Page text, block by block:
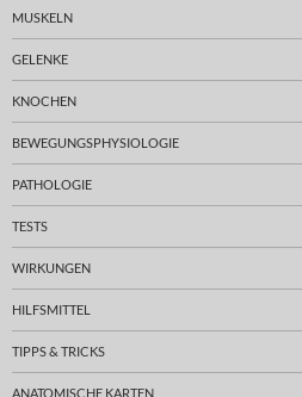
MUSKELN
GELENKE
KNOCHEN
BEWEGUNGSPHYSIOLOGIE
PATHOLOGIE
TESTS
WIRKUNGEN
HILFSMITTEL
TIPPS & TRICKS
ANATOMISCHE KARTEN